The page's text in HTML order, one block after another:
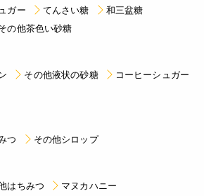
ガー てんさい糖
和三盆糖
の他茶色い砂糖
その他液状の砂糖
コーヒーシュガー
つ その他シロップ
はちみつ
マヌカハニー